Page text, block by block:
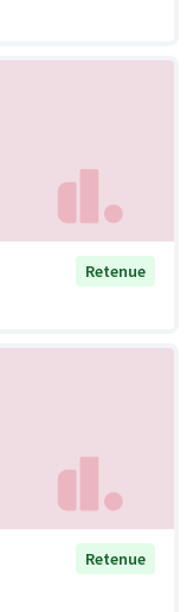
Retenue
Retenue